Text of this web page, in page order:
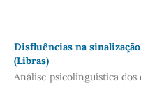
Disfluências na
(Libras)
Análise psicolinguística